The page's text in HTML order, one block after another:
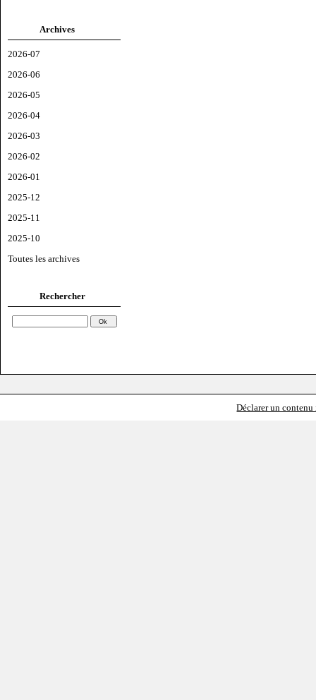
Archives
2026-07
2026-06
2026-05
2026-04
2026-03
2026-02
2026-01
2025-12
2025-11
2025-10
Toutes les archives
Rechercher
Déclarer un